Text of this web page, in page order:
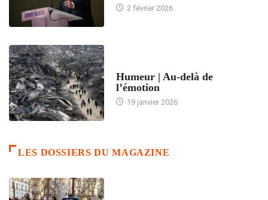
2 février 2026
Humeur | Au-delà de
l’émotion
19 janvier 2026
LES DOSSIERS DU MAGAZINE